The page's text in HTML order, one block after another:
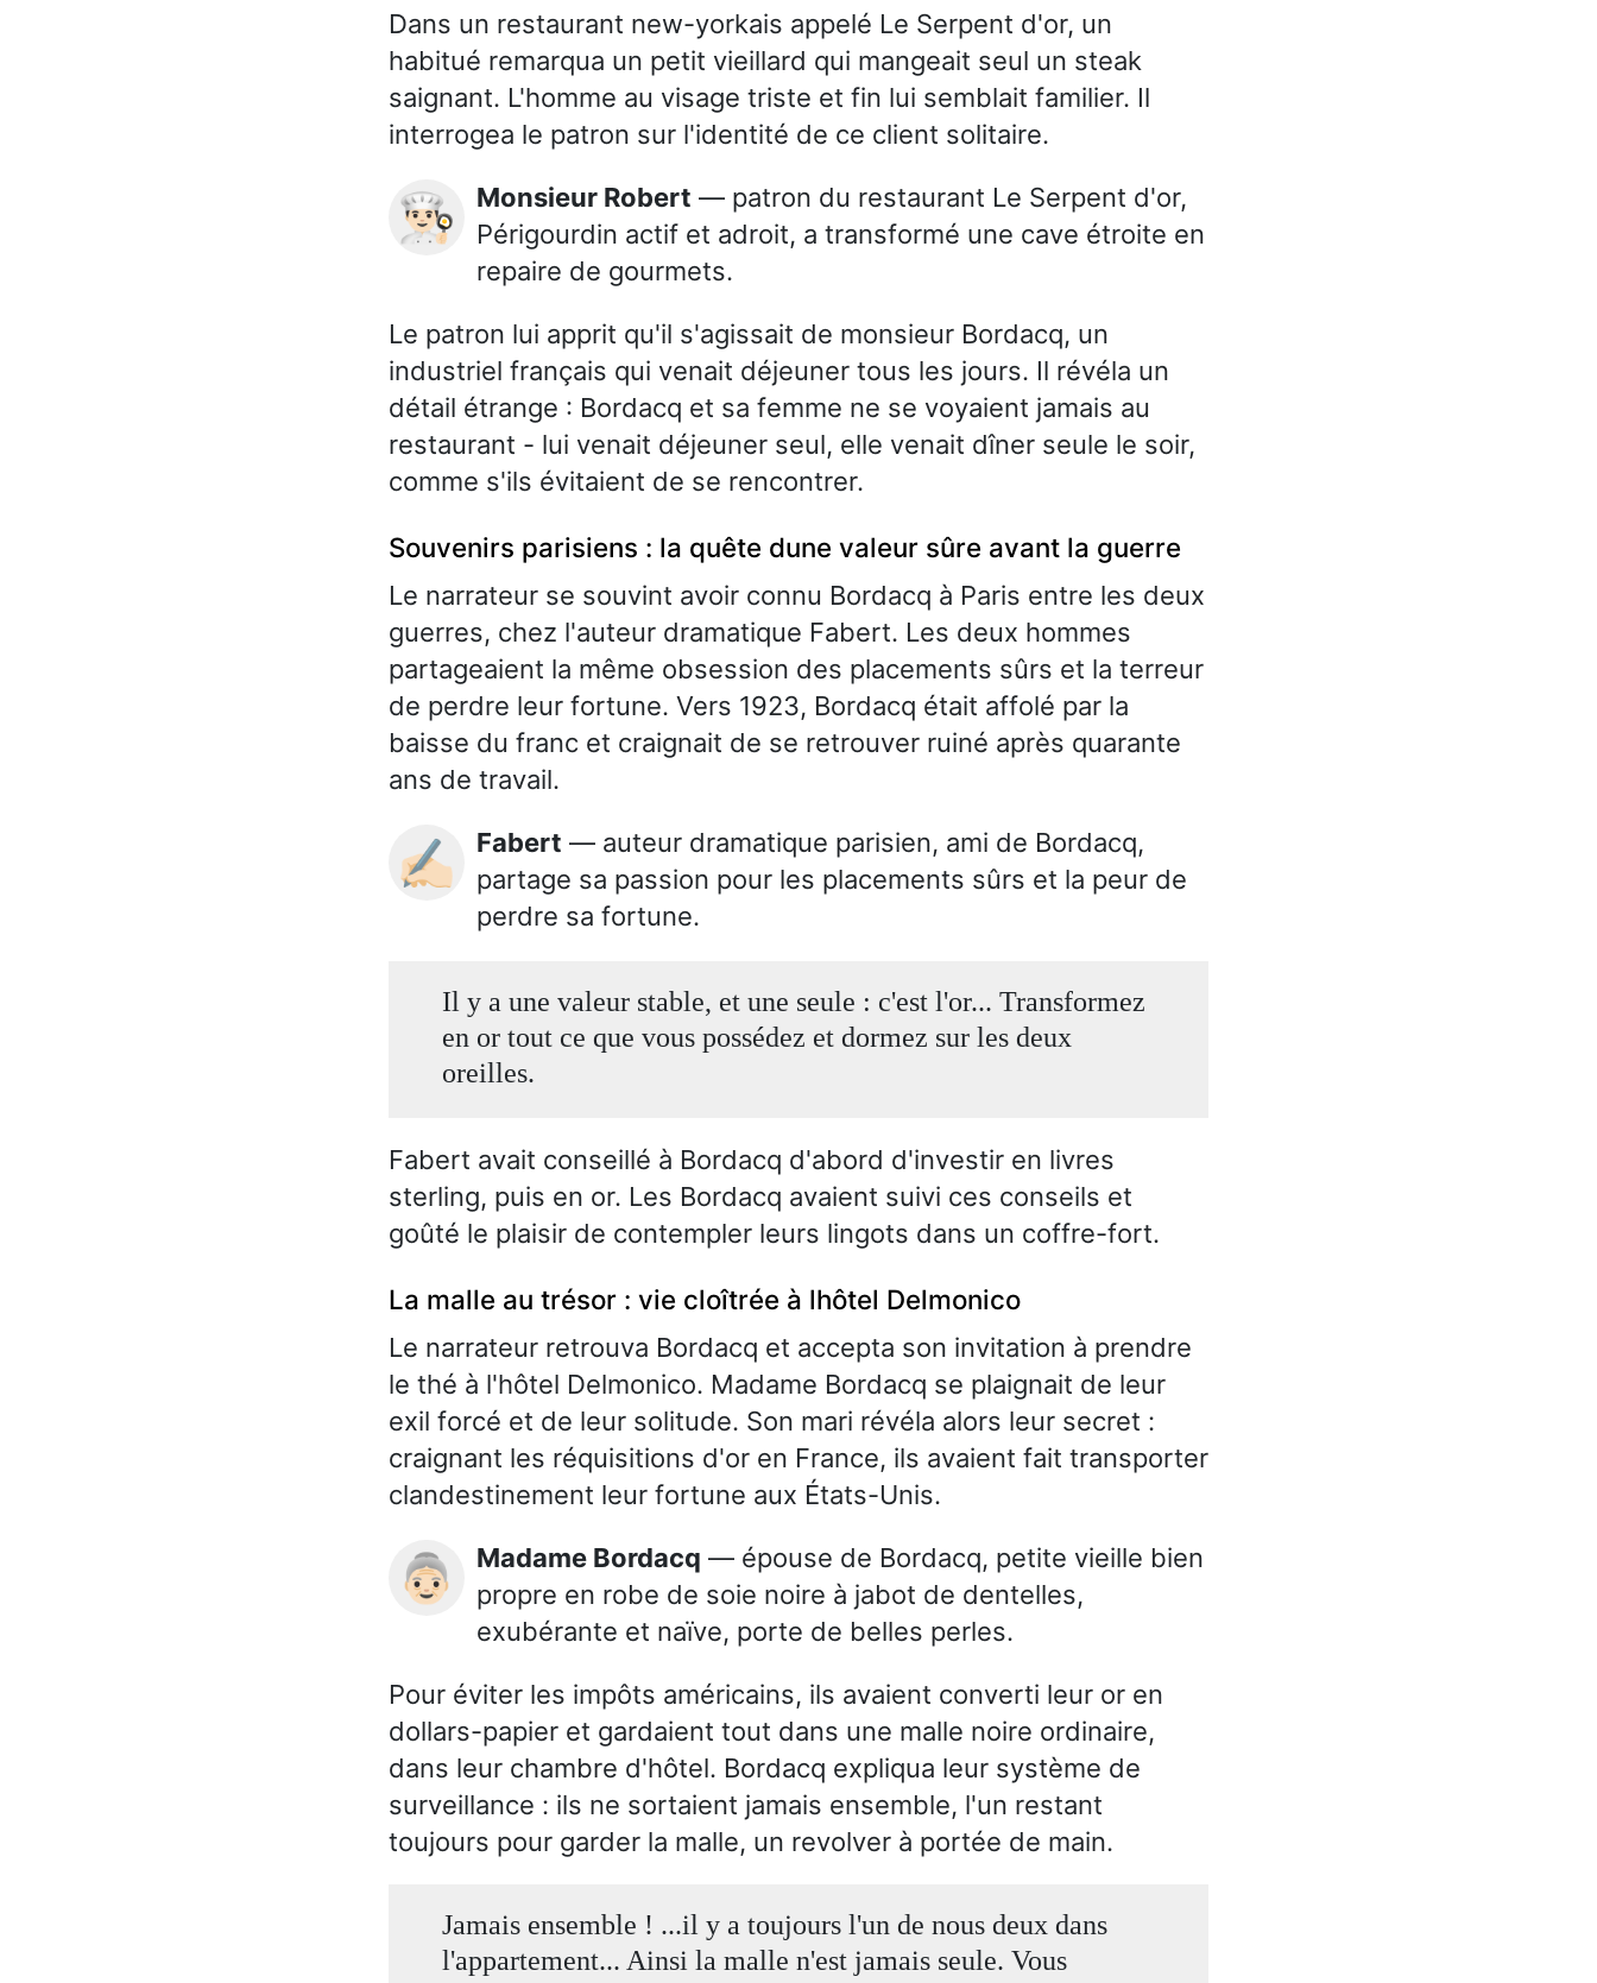
Dans un restaurant new-yorkais appelé Le Serpent d'or, un
habitué remarqua un petit vieillard qui mangeait seul un steak
saignant. L'homme au visage triste et fin lui semblait familier. Il
interrogea le patron sur l'identité de ce client solitaire.
👨🏻‍🍳 Monsieur Robert — patron du restaurant Le Serpent d'or,
Périgourdin actif et adroit, a transformé une cave étroite en
repaire de gourmets.
Le patron lui apprit qu'il s'agissait de monsieur Bordacq, un
industriel français qui venait déjeuner tous les jours. Il révéla un
détail étrange : Bordacq et sa femme ne se voyaient jamais au
restaurant - lui venait déjeuner seul, elle venait dîner seule le soir,
comme s'ils évitaient de se rencontrer.
Souvenirs parisiens : la quête dune valeur sûre avant la guerre
Le narrateur se souvint avoir connu Bordacq à Paris entre les deux
guerres, chez l'auteur dramatique Fabert. Les deux hommes
partageaient la même obsession des placements sûrs et la terreur
de perdre leur fortune. Vers 1923, Bordacq était affolé par la
baisse du franc et craignait de se retrouver ruiné après quarante
ans de travail.
✍🏻 Fabert — auteur dramatique parisien, ami de Bordacq,
partage sa passion pour les placements sûrs et la peur de
perdre sa fortune.
Il y a une valeur stable, et une seule : c'est l'or... Transformez
en or tout ce que vous possédez et dormez sur les deux
oreilles.
Fabert avait conseillé à Bordacq d'abord d'investir en livres
sterling, puis en or. Les Bordacq avaient suivi ces conseils et
goûté le plaisir de contempler leurs lingots dans un coffre-fort.
La malle au trésor : vie cloîtrée à lhôtel Delmonico
Le narrateur retrouva Bordacq et accepta son invitation à prendre
le thé à l'hôtel Delmonico. Madame Bordacq se plaignait de leur
exil forcé et de leur solitude. Son mari révéla alors leur secret :
craignant les réquisitions d'or en France, ils avaient fait transporter
clandestinement leur fortune aux États-Unis.
👵🏻 Madame Bordacq — épouse de Bordacq, petite vieille bien
propre en robe de soie noire à jabot de dentelles,
exubérante et naïve, porte de belles perles.
Pour éviter les impôts américains, ils avaient converti leur or en
dollars-papier et gardaient tout dans une malle noire ordinaire,
dans leur chambre d'hôtel. Bordacq expliqua leur système de
surveillance : ils ne sortaient jamais ensemble, l'un restant
toujours pour garder la malle, un revolver à portée de main.
Jamais ensemble ! ...il y a toujours l'un de nous deux dans
l'appartement... Ainsi la malle n'est jamais seule. Vous